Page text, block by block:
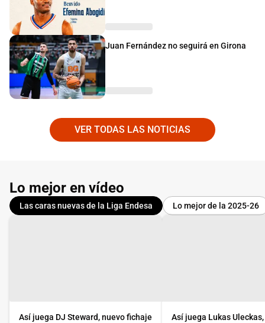
Juan Fernández no seguirá en Girona
VER TODAS LAS NOTICIAS
Lo mejor en vídeo
Las caras nuevas de la Liga Endesa Lo mejor de la 2025-26
Así juega DJ Steward, nuevo fichaje
Así juega Lukas